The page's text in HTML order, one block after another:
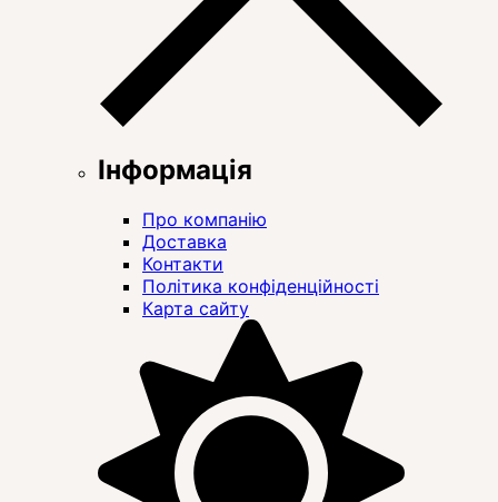
Інформація
Про компанію
Доставка
Контакти
Політика конфіденційності
Карта сайту